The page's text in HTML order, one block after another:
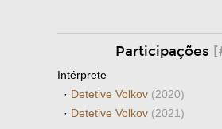
Participações
Intérprete
· Detetive Volkov (2020)
· Detetive Volkov (2021)